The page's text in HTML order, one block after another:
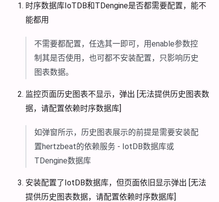
时序数据库IoTDB和TDengine是否都需要配置，能不
能都用
不需要都配置，任选其一即可，用enable参数控
制其是否使用，也可都不安装配置，只影响历史
图表数据。
监控页面历史图表不显示，弹出 [无法提供历史图表数
据，请配置依赖时序数据库]
如弹窗所示，历史图表展示的前提是需要安装配
置hertzbeat的依赖服务 - IotDB数据库或
TDengine数据库
安装配置了IotDB数据库，但页面依旧显示弹出 [无法
提供历史图表数据，请配置依赖时序数据库]